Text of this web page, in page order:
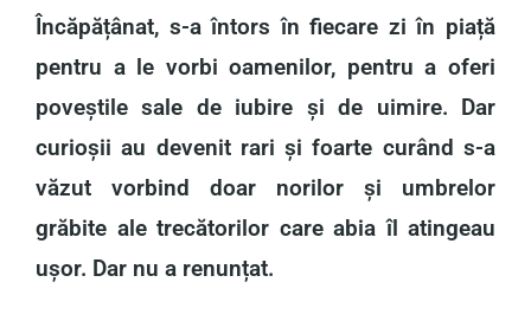
Încăpățânat, s-a întors în fiecare zi în piață
pentru a le vorbi oamenilor, pentru a oferi
poveștile sale de iubire și de uimire. Dar
curioșii au devenit rari și foarte curând s-a
văzut vorbind doar norilor și umbrelor
grăbite ale trecătorilor care abia îl atingeau
ușor. Dar nu a renunțat.